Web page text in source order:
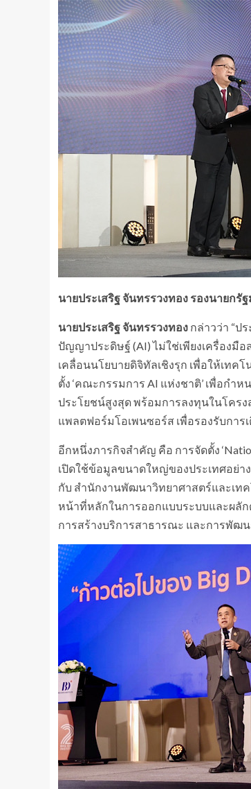
นายประเสริฐ จันทรรวงทอง รองนายกรั
นายประเสริฐ จันทรรวงทอง กล่าวว่า “ป
ปัญญาประดิษฐ์ (AI) ไม่ใช่เพียงเครื่องมื
เคลื่อนนโยบายดิจิทัลเชิงรุก เพื่อให้เท
ตั้ง ‘คณะกรรมการ AI แห่งชาติ’ เพื่อกำ
ประโยชน์สูงสุด พร้อมการลงทุนในโครงส
แพลตฟอร์มโอเพนซอร์ส เพื่อรองรับกา
อีกหนึ่งภารกิจสำคัญ คือ การจัดตั้ง
เปิดใช้ข้อมูลขนาดใหญ่ของประเทศอย่า
กับ สำนักงานพัฒนาวิทยาศาสตร์และเท
หน้าที่หลักในการออกแบบระบบและผลัก
การสร้างบริการสาธารณะ และการพัฒ